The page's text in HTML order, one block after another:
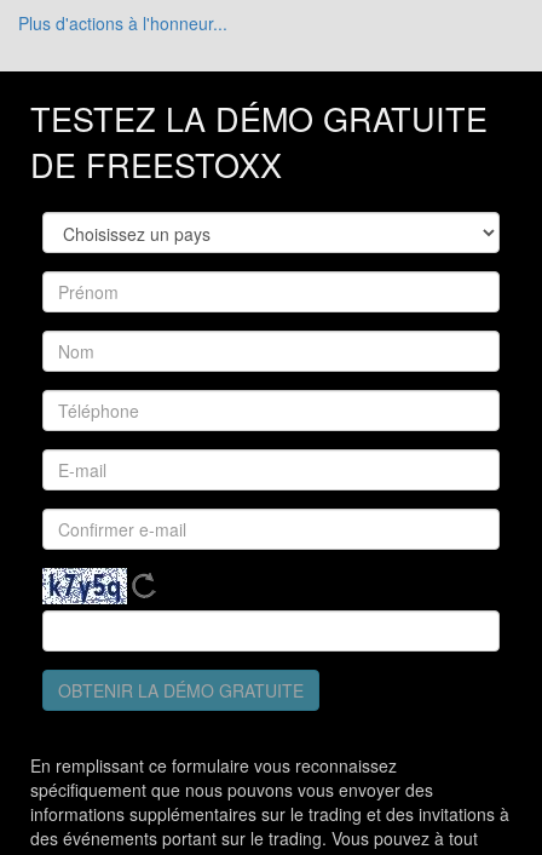
Plus d'actions à l'honneur...
TESTEZ LA DÉMO GRATUITE
DE FREESTOXX
OBTENIR LA DÉMO GRATUITE
En remplissant ce formulaire vous reconnaissez
spécifiquement que nous pouvons vous envoyer des
informations supplémentaires sur le trading et des invitations à
des événements portant sur le trading. Vous pouvez à tout